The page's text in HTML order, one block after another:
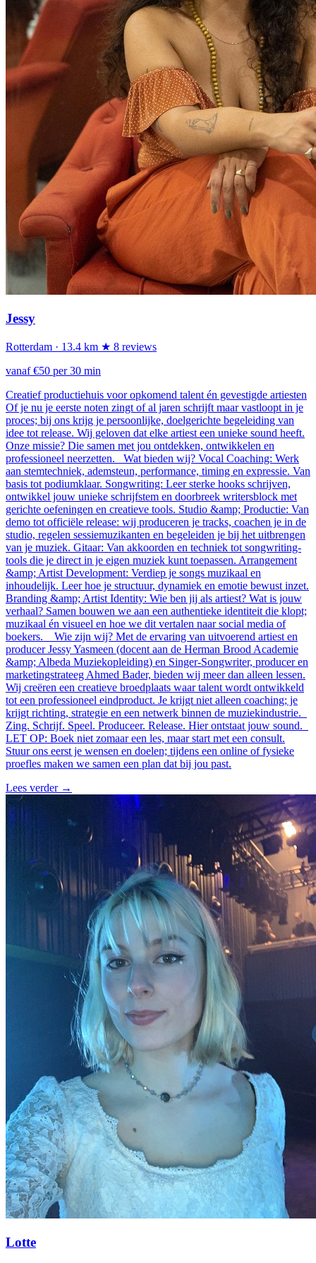
Jessy
Rotterdam · 13.4 km ★ 8 reviews
vanaf €50 per 30 min
Creatief productiehuis voor opkomend talent én gevestigde artiesten
Of je nu je eerste noten zingt of al jaren schrijft maar vastloopt in je
proces; bij ons krijg je persoonlijke, doelgerichte begeleiding van
idee tot release. Wij geloven dat elke artiest een unieke sound heeft.
Onze missie? Die samen met jou ontdekken, ontwikkelen en
professioneel neerzetten. Wat bieden wij? Vocal Coaching: Werk
aan stemtechniek, ademsteun, performance, timing en expressie. Van
basis tot podiumklaar. Songwriting: Leer sterke hooks schrijven,
ontwikkel jouw unieke schrijfstem en doorbreek writersblock met
gerichte oefeningen en creatieve tools. Studio &amp; Productie: Van
demo tot officiële release: wij produceren je tracks, coachen je in de
studio, regelen sessiemuzikanten en begeleiden je bij het uitbrengen
van je muziek. Gitaar: Van akkoorden en techniek tot songwriting-
tools die je direct in je eigen muziek kunt toepassen. Arrangement
&amp; Artist Development: Verdiep je songs muzikaal en
inhoudelijk. Leer hoe je structuur, dynamiek en emotie bewust inzet.
Branding &amp; Artist Identity: Wie ben jij als artiest? Wat is jouw
verhaal? Samen bouwen we aan een authentieke identiteit die klopt;
muzikaal én visueel en hoe we dit vertalen naar social media of
boekers. Wie zijn wij? Met de ervaring van uitvoerend artiest en
producer Jessy Yasmeen (docent aan de Herman Brood Academie
&amp; Albeda Muziekopleiding) en Singer-Songwriter, producer en
marketingstrateeg Ahmed Bader, bieden wij meer dan alleen lessen.
Wij creëren een creatieve broedplaats waar talent wordt ontwikkeld
tot een professioneel eindproduct. Je krijgt niet alleen coaching; je
krijgt richting, strategie en een netwerk binnen de muziekindustrie.
Zing. Schrijf. Speel. Produceer. Release. Hier ontstaat jouw sound.
LET OP: Boek niet zomaar een les, maar start met een consult.
Stuur ons eerst je wensen en doelen; tijdens een online of fysieke
proefles maken we samen een plan dat bij jou past.
Lees verder →
Lotte